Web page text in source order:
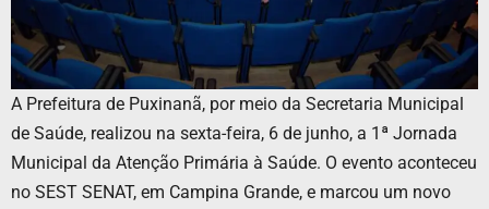
A Prefeitura de Puxinanã, por meio da Secretaria Municipal
de Saúde, realizou na sexta-feira, 6 de junho, a 1ª Jornada
Municipal da Atenção Primária à Saúde. O evento aconteceu
no SEST SENAT, em Campina Grande, e marcou um novo